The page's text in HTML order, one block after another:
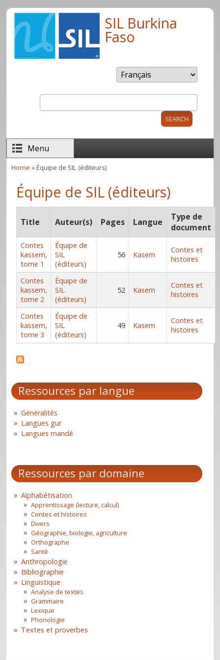
Skip to main content SIL Burkina
Faso
Search form
Menu
Home » Équipe de SIL (éditeurs)
Équipe de SIL (éditeurs)
Title Auteur(s) Pages Langue
Type de
document
Contes
kassem,
tome 1
Équipe de
SIL
(éditeurs)
56 Kasem
Contes et
histoires
Contes
kassem,
tome 2
Équipe de
SIL
(éditeurs)
52 Kasem
Contes et
histoires
Contes
kassem,
tome 3
Équipe de
SIL
(éditeurs)
49 Kasem
Contes et
histoires
Ressources par langue
Généralités
Langues gur
Langues mandé
Ressources par domaine
Alphabétisation
Apprentissage (lecture, calcul)
Contes et histoires
Divers
Géographie, biologie, agriculture
Orthographe
Santé
Anthropologie
Bibliographie
Linguistique
Analyse de textes
Grammaire
Lexique
Phonologie
Textes et proverbes